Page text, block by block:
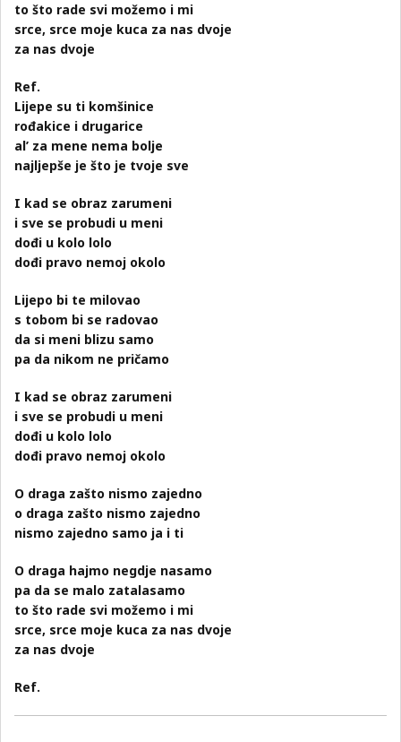
to što rade svi možemo i mi
srce, srce moje kuca za nas dvoje
za nas dvoje
Ref.
Lijepe su ti komšinice
rođakice i drugarice
al’ za mene nema bolje
najljepše je što je tvoje sve
I kad se obraz zarumeni
i sve se probudi u meni
dođi u kolo lolo
dođi pravo nemoj okolo
Lijepo bi te milovao
s tobom bi se radovao
da si meni blizu samo
pa da nikom ne pričamo
I kad se obraz zarumeni
i sve se probudi u meni
dođi u kolo lolo
dođi pravo nemoj okolo
O draga zašto nismo zajedno
o draga zašto nismo zajedno
nismo zajedno samo ja i ti
O draga hajmo negdje nasamo
pa da se malo zatalasamo
to što rade svi možemo i mi
srce, srce moje kuca za nas dvoje
za nas dvoje
Ref.